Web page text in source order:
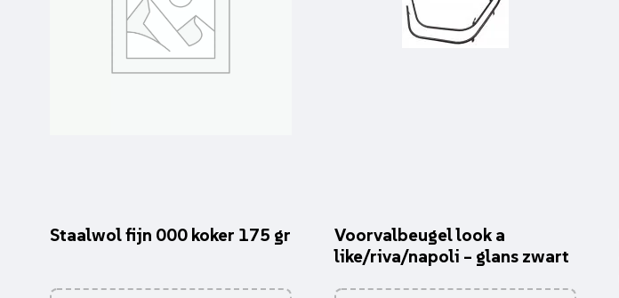
Staalwol fijn 000 koker 175 gr
Voorvalbeugel look a
like/riva/napoli – glans zwart